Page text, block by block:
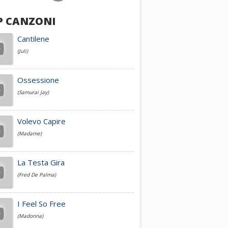
Achille Lauro
Cesare Cremonini
Jovanotti
Fedez
Simone Cristicchi
CANZONI
Cantilene
(Juli)
Ossessione
(Samurai Jay)
Volevo Capire
(Madame)
La Testa Gira
(Fred De Palma)
I Feel So Free
(Madonna)